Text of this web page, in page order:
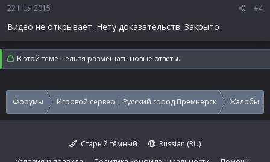
22 Ноя 2015 #4
Видео не открывает. Нету доказательств. Закрыто
В этой теме нельзя размещать новые ответы.
Форумы Игровой сервер | Русский город Премьерск Жалобы |
Старый тёмный
Russian (RU)